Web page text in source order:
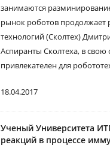
занимаются
рынок роботов продолжает
технологий (Сколтех)
Аспиранты Сколтеха, в
привлекателен для
18.04.2017
Ученый Университета
реакций в процессе